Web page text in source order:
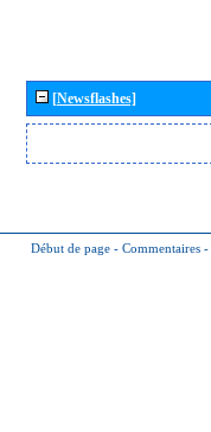
[Newsflashes]
Début de page - Commentaires -